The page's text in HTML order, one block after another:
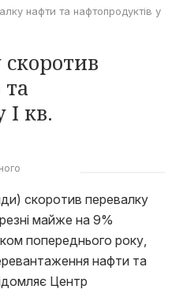
нафти та нафтопродуктів у
І кв.
скоротив перевалку
майже на 9%
попереднього року,
нафти та
Центр